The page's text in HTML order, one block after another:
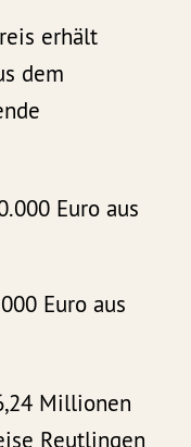
erhält
dem
Euro aus
Euro aus
Millionen
Reutlingen